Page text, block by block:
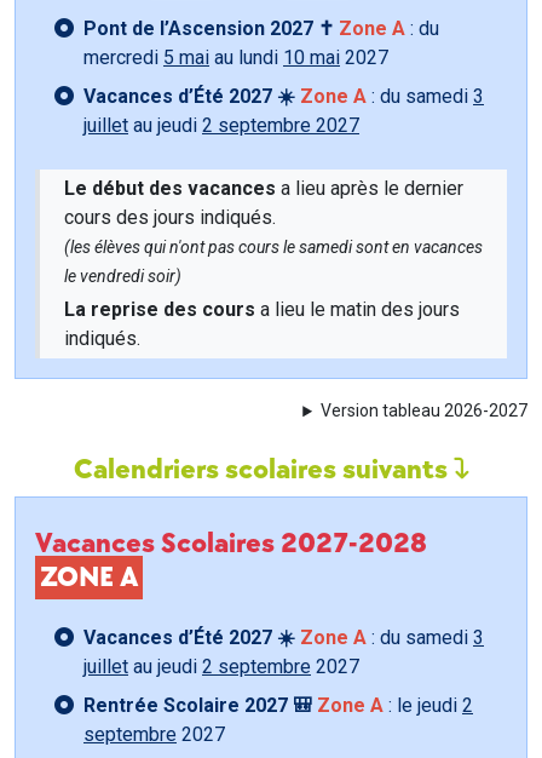
Pont de l’Ascension 2027 ✝️ Zone A : du
mercredi 5 mai au lundi 10 mai 2027
Vacances d’Été 2027 ☀️ Zone A : du samedi 3
juillet au jeudi 2 septembre 2027
Le début des vacances a lieu après le dernier
cours des jours indiqués.
(les élèves qui n'ont pas cours le samedi sont en vacances
le vendredi soir)
La reprise des cours a lieu le matin des jours
indiqués.
Version tableau 2026-2027
Calendriers scolaires suivants
Vacances Scolaires 2027-2028
ZONE A
Vacances d’Été 2027 ☀️ Zone A : du samedi 3
juillet au jeudi 2 septembre 2027
Rentrée Scolaire 2027 🎒 Zone A : le jeudi 2
septembre 2027